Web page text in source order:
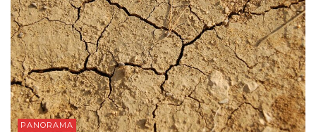
PANORAMA